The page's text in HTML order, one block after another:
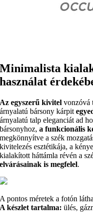
Minimalista
használat
Az egyszerű kivitel vonzóvá
árnyalatú bársony kárpit
árnyalatú talp eleganciát ad
bársonyhoz,a funkcionális
megkönnyítve a szék
kivitelezés esztétikája, a
kialakított háttámla révén a
elvárásainak is megfelel.
A pontos méretek a fotón
A készlet tartalma: ülés,